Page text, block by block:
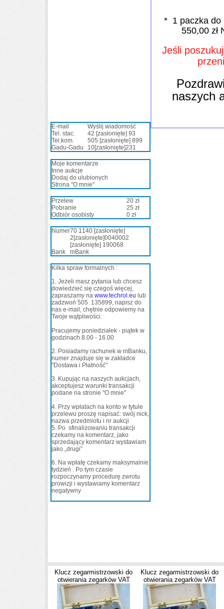
E-mail
Wyślij wiadomość
Tel. stac.
42 [zasłonięte] 93
Tel.kom.
505 [zasłonięte] 899
Gadu-Gadu
10[zasłonięte]231
Moje komentarze
Inne aukcje
Dodaj do ulubionych
Strona "O mnie"
Przelew
20 zł
Pobranie
25 zł
Odbiór osobisty
0 zł
Numer70 1140 [zasłonięte]
2 [zasłonięte]0040002
[zasłonięte] 190068
Bank
mBank
Kilka spraw formalnych :
1. Jeżeli masz pytania lub chcesz
dowiedzieć się czegoś więcej,
zapraszamy na www.techrol.eu lub
zadzwoń 505 135899, napisz do
nas e-mail, chętnie odpowiemy na
Twoje wątpliwości.
Pracujemy poniedziałek - piątek w
godzinach 8.00 - 16.00
2. Posiadamy rachunek w mBanku,
numer znajduje się w zakładce
"Dostawa i Płatność"
3. Kupując na naszych aukcjach,
akceptujesz warunki transakcji
podane na stronie "O mnie"
4 Przy wpłatach na konto w tytule
przelewu proszę napisać: swój nick,
nazwa przedmiotu i nr aukcji
5 . Po sfinalizowaniu transakcji
czekamy na komentarz, jako
sprzedający komentarz wystawiam
jako „drugi”
6. Na wpłatę czekamy maksymalnie
tydzień . Po tym czasie
rozpoczynamy procedurę zwrotu
prowizji i wystawiamy komentarz
negatywny
* 1 paczka
550,00
Jeśli
Pozd
naszych
Klucz zegarmistrzowski do
otwierania zegarków VAT
Klucz zegarmistrzowski do
otwierania zegarków VAT